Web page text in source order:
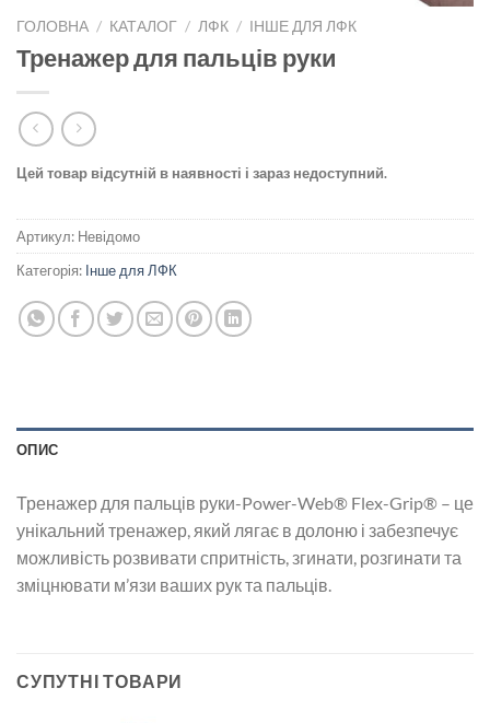
ГОЛОВНА / КАТАЛОГ / ЛФК / ІНШЕ ДЛЯ ЛФК
Тренажер для пальців руки
Цей товар відсутній в наявності і зараз недоступний.
Артикул: Невідомо
Категорія: Інше для ЛФК
ОПИС
Тренажер для пальців руки-Power-Web® Flex-Grip® – це
унікальний тренажер, який лягає в долоню і забезпечує
можливість розвивати спритність, згинати, розгинати та
зміцнювати м’язи ваших рук та пальців.
СУПУТНІ ТОВАРИ